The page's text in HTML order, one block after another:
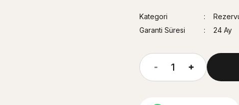
Kategori
Garanti Süresi
24 Ay